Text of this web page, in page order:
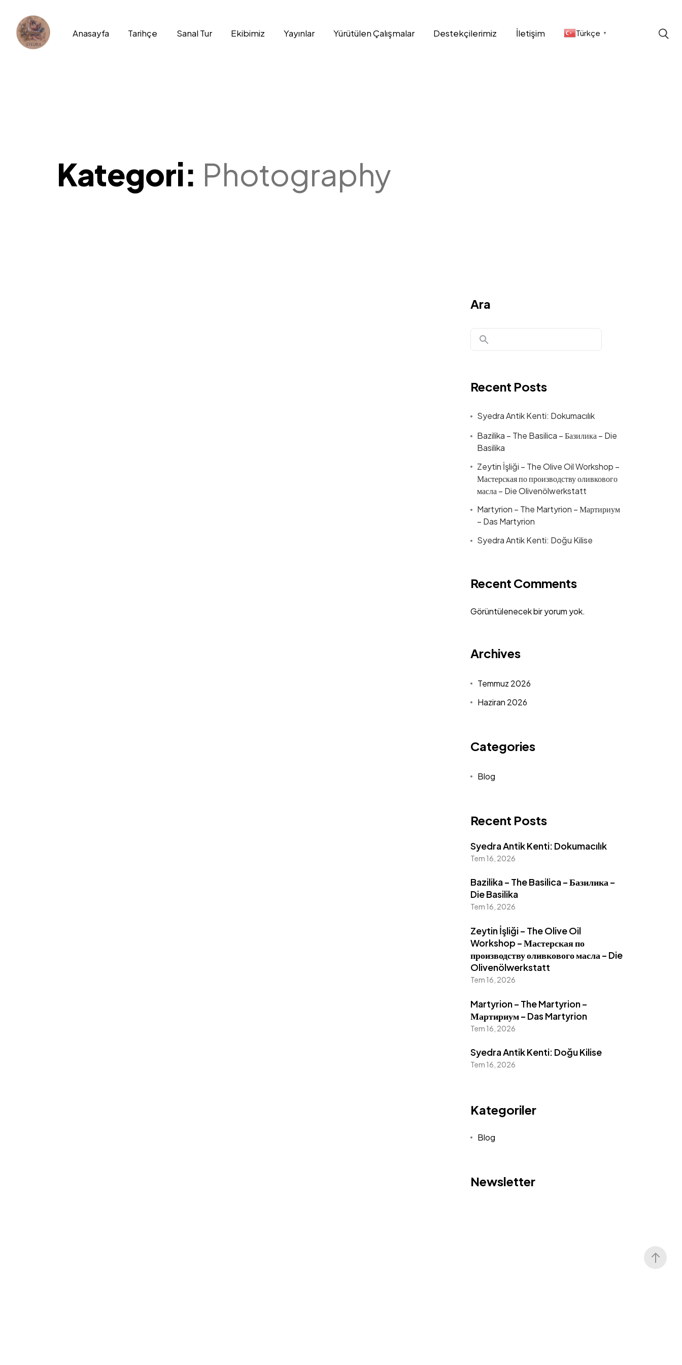
Anasayfa Tarihçe Sanal Tur Ekibimiz Yayınlar Yürütülen Çalışmalar Destekçilerimiz İletişim Türkçe ▼
Kategori: Photography
Ara
Recent Posts
Syedra Antik Kenti: Dokumacılık
Bazilika – The Basilica – Базилика – Die
Basilika
Zeytin İşliği – The Olive Oil Workshop –
Мастерская по производству оливкового
масла – Die Olivenölwerkstatt
Martyrion – The Martyrion – Мартириум
– Das Martyrion
Syedra Antik Kenti: Doğu Kilise
Recent Comments
Görüntülenecek bir yorum yok.
Archives
Temmuz 2026
Haziran 2026
Categories
Blog
Recent Posts
Syedra Antik Kenti: Dokumacılık
Tem 16, 2026
Bazilika – The Basilica – Базилика –
Die Basilika
Tem 16, 2026
Zeytin İşliği – The Olive Oil
Workshop – Мастерская по
производству оливкового масла – Die
Olivenölwerkstatt
Tem 16, 2026
Martyrion – The Martyrion –
Мартириум – Das Martyrion
Tem 16, 2026
Syedra Antik Kenti: Doğu Kilise
Tem 16, 2026
Kategoriler
Blog
Newsletter